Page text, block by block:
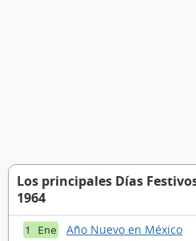
Los principales Días
1964
1 Ene Año Nuevo en México